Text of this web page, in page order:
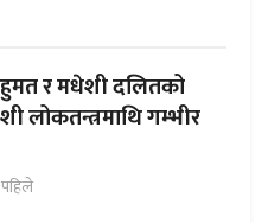
र मधेशी दलितको
लोकतन्त्रमाथि गम्भीर